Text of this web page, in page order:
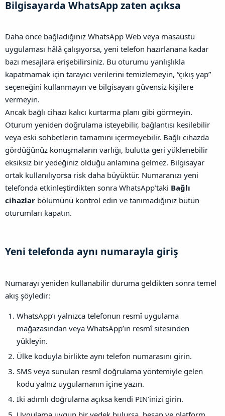
Bilgisayarda WhatsApp zaten açıksa​
Daha önce bağladığınız WhatsApp Web veya masaüstü
uygulaması hâlâ çalışıyorsa, yeni telefon hazırlanana kadar
bazı mesajlara erişebilirsiniz. Bu oturumu yanlışlıkla
kapatmamak için tarayıcı verilerini temizlemeyin, “çıkış yap”
seçeneğini kullanmayın ve bilgisayarı güvensiz kişilere
vermeyin.
Ancak bağlı cihazı kalıcı kurtarma planı gibi görmeyin.
Oturum yeniden doğrulama isteyebilir, bağlantısı kesilebilir
veya eski sohbetlerin tamamını içermeyebilir. Bağlı cihazda
gördüğünüz konuşmaların varlığı, bulutta geri yüklenebilir
eksiksiz bir yedeğiniz olduğu anlamına gelmez. Bilgisayar
ortak kullanılıyorsa risk daha büyüktür. Numaranızı yeni
telefonda etkinleştirdikten sonra WhatsApp’taki Bağlı
cihazlar bölümünü kontrol edin ve tanımadığınız bütün
oturumları kapatın.
Yeni telefonda aynı numarayla giriş​
Numarayı yeniden kullanabilir duruma geldikten sonra temel
akış şöyledir:
WhatsApp’ı yalnızca telefonun resmî uygulama
mağazasından veya WhatsApp’ın resmî sitesinden
yükleyin.
Ülke koduyla birlikte aynı telefon numarasını girin.
SMS veya sunulan resmî doğrulama yöntemiyle gelen
kodu yalnız uygulamanın içine yazın.
İki adımlı doğrulama açıksa kendi PIN’inizi girin.